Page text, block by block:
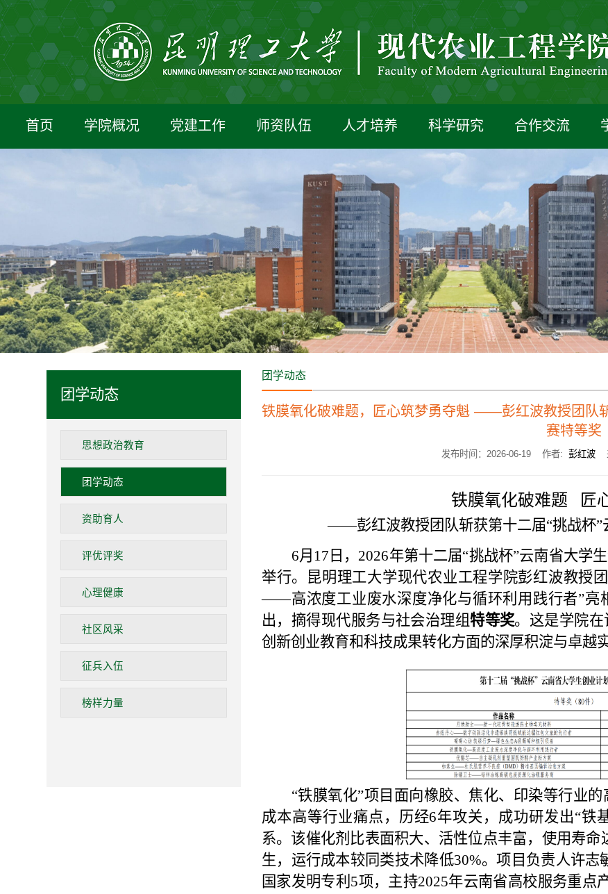
首页 学院概况 党建工作 师资队伍 人才培养 科学研究 合作交流
团学动态
思想政治教育
团学动态
资助育人
评优评奖
心理健康
社区风采
征兵入伍
榜样力量
团学动态
铁膜氧化破难题，匠心筑梦勇夺魁 ——彭红波教授团队
赛特等奖
发布时间：2026-06-19 作者: 彭红波
铁膜氧化破难题   匠
——彭红波教授团队斩获第十二届“挑战杯
6月17日，2026年第十二届“挑战杯”云南省大学
举行。昆明理工大学现代农业工程学院彭红波教授
——高浓度工业废水深度净化与循环利用践行者”亮
出，摘得现代服务与社会治理组特等奖。这是学院在
创新创业教育和科技成果转化方面的深厚积淀与卓越实
“铁膜氧化”项目面向橡胶、焦化、印染等行业
成本高等行业痛点， 历经6年攻关，成功研发出“铁
系。该催化剂比表面积大、活性位点丰富，使用寿命
生，运行成本较同类技术降低30%。项目负责人许
国家发明专利5项，主持2025年云南省高校服务重点